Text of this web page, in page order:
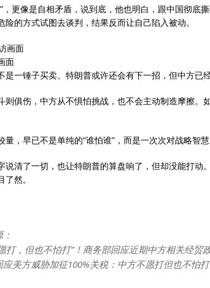
，更像是自相矛盾，说到底，他也明白，跟中国彻底
险的方式试图去谈判，结果反而让自己陷入被动。
面
是一锤子买卖。特朗普或许还会有下一招，但中方已
则俱伤，中方从不惧怕挑战，也不会主动制造摩擦。
量，早已不是单纯的“谁怕谁”，而是一次次对战略智
说清了一切，也让特朗普的算盘响了，但却没能打动
然。
打，但也不怕打”！商务部回应近期中方相关经
应美方威胁加征100%关税：中方不愿打但也不怕